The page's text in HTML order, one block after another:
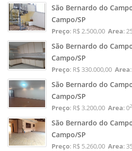
São Bernardo do
Campo/SP
Preço: R$ 2.500,00 Area:
São Bernardo do
Campo/SP
Preço: R$ 330.000,00 Area
São Bernardo do
Campo/SP
Preço: R$ 3.200,00 Area: 02
São Bernardo do
Campo/SP
Preço: R$ 5.260,00 Area: